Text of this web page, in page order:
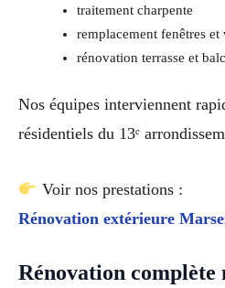
traitement charpente
remplacement fenêtres et
rénovation terrasse et
Nos équipes interviennent
résidentiels du 13ᵉ
Voir nos prestations :
Rénovation extérieure
Rénovation complète